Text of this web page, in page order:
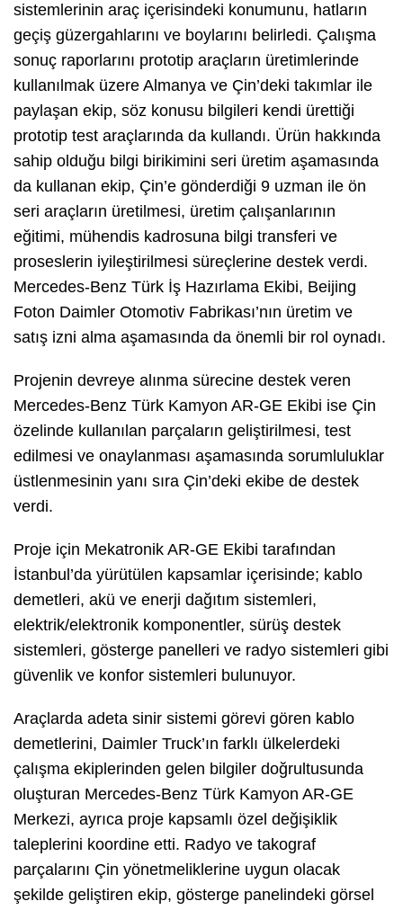
sistemlerinin araç içerisindeki konumunu, hatların
geçiş güzergahlarını ve boylarını belirledi. Çalışma
sonuç raporlarını prototip araçların üretimlerinde
kullanılmak üzere Almanya ve Çin’deki takımlar ile
paylaşan ekip, söz konusu bilgileri kendi ürettiği
prototip test araçlarında da kullandı. Ürün hakkında
sahip olduğu bilgi birikimini seri üretim aşamasında
da kullanan ekip, Çin’e gönderdiği 9 uzman ile ön
seri araçların üretilmesi, üretim çalışanlarının
eğitimi, mühendis kadrosuna bilgi transferi ve
proseslerin iyileştirilmesi süreçlerine destek verdi.
Mercedes-Benz Türk İş Hazırlama Ekibi, Beijing
Foton Daimler Otomotiv Fabrikası’nın üretim ve
satış izni alma aşamasında da önemli bir rol oynadı.
Projenin devreye alınma sürecine destek veren
Mercedes-Benz Türk Kamyon AR-GE Ekibi ise Çin
özelinde kullanılan parçaların geliştirilmesi, test
edilmesi ve onaylanması aşamasında sorumluluklar
üstlenmesinin yanı sıra Çin’deki ekibe de destek
verdi.
Proje için Mekatronik AR-GE Ekibi tarafından
İstanbul’da yürütülen kapsamlar içerisinde; kablo
demetleri, akü ve enerji dağıtım sistemleri,
elektrik/elektronik komponentler, sürüş destek
sistemleri, gösterge panelleri ve radyo sistemleri gibi
güvenlik ve konfor sistemleri bulunuyor.
Araçlarda adeta sinir sistemi görevi gören kablo
demetlerini, Daimler Truck’ın farklı ülkelerdeki
çalışma ekiplerinden gelen bilgiler doğrultusunda
oluşturan Mercedes-Benz Türk Kamyon AR-GE
Merkezi, ayrıca proje kapsamlı özel değişiklik
taleplerini koordine etti. Radyo ve takograf
parçalarını Çin yönetmeliklerine uygun olacak
şekilde geliştiren ekip, gösterge panelindeki görsel